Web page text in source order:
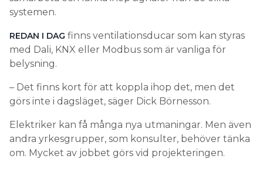
systemen.
REDAN I DAG finns ventilationsducar som kan styras
med Dali, KNX eller Modbus som är vanliga för
belysning.
– Det finns kort för att koppla ihop det, men det
görs inte i dagsläget, säger Dick Börnesson.
Elektriker kan få många nya utmaningar. Men även
andra yrkesgrupper, som konsulter, behöver tänka
om. Mycket av jobbet görs vid projekteringen.